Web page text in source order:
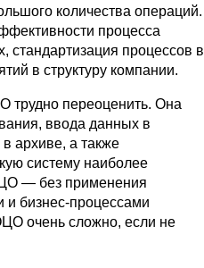
количества операций.
процесса
стандартизация процессов в
в структуру компании.
трудно переоценить. Она
ввода данных в
архиве, а также
систему наиболее
— без применения
и бизнес-процессами
очень сложно, если не